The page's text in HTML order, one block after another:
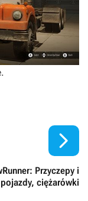
Przyczepy i
ciężarówki
